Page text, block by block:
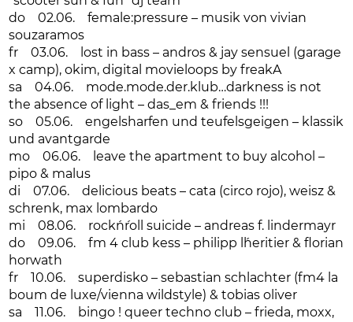
do 02.06. female:pressure – musik von vivian
souzaramos
fr 03.06. lost in bass – andros & jay sensuel (garage
x camp), okim, digital movieloops by freakA
sa 04.06. mode.mode.der.klub…darkness is not
the absence of light – das_em & friends !!!
so 05.06. engelsharfen und teufelsgeigen – klassik
und avantgarde
mo 06.06. leave the apartment to buy alcohol –
pipo & malus
di 07.06. delicious beats – cata (circo rojo), weisz &
schrenk, max lombardo
mi 08.06. rock´n´roll suicide – andreas f. lindermayr
do 09.06. fm 4 club kess – philipp l´heritier & florian
horwath
fr 10.06. superdisko – sebastian schlachter (fm4 la
boum de luxe/vienna wildstyle) & tobias oliver
sa 11.06. bingo ! queer techno club – frieda, moxx,